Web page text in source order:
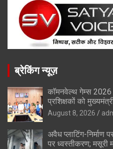
ब्रेकिंग न्यूज़
कॉमनवेल्थ गेम्स
प्रशिक्षकों को
August 8, 2026
अवैध प्लाटिंग-निर्माण
पर ध्वस्तीकरण; मसूरी